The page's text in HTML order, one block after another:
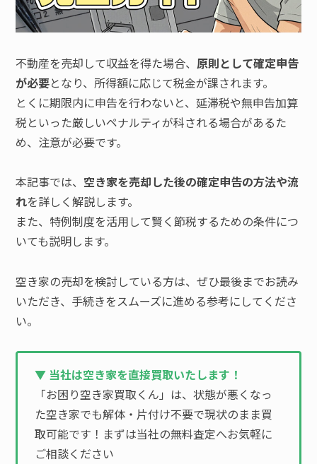
不動産を売却して収益を得た場合、 原則として確定申告
が必要となり、所得額に応じて税金が課されます。
とくに期限内に申告を行わないと、延滞税や無申告加算
税といった厳しいペナルティが科される場合があるた
め、注意が必要です。
本記事では、 空き家を売却した後の確定申告の方法や流
れを詳しく解説します。
また、特例制度を活用して賢く節税するための条件につ
いても説明します。
空き家の売却を検討している方は、ぜひ最後までお読み
いただき、手続きをスムーズに進める参考にしてくださ
い。
▼ 当社は空き家を直接買取いたします！
「お困り空き家買取くん」は、状態が悪くなっ
た空き家でも解体・片付け不要で現状のまま買
取可能です！まずは当社の無料査定へお気軽に
ご相談ください